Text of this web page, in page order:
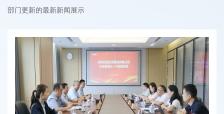
部门更新的最新新闻展示